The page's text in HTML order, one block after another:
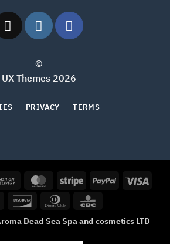
2026 UX Themes
TERMS
PRIVACY
Visa
PayPal
Stripe
MasterCard
CBC
Dinners
©Aroma Dead Sea Spa and cosmetics LTD